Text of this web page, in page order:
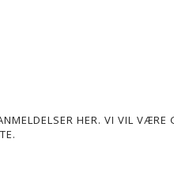
HER. VI VIL VÆRE